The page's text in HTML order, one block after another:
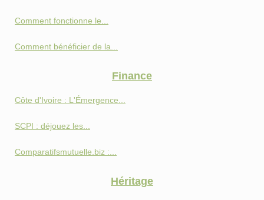
Comment fonctionne le...
Comment bénéficier de la...
Finance
Côte d'Ivoire : L'Émergence...
SCPI : déjouez les...
Comparatifsmutuelle.biz :...
Héritage